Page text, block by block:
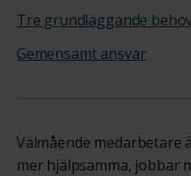
Tre grundläggande
Gemensamt ansvar
Välmående medarbetare
mer hjälpsamma, jobbar